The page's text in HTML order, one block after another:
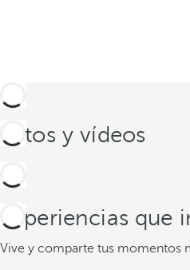
Fotos y vídeos
Experiencias que
Vive y comparte tus momentos